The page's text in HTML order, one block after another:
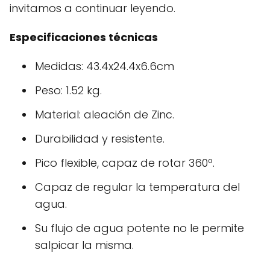
invitamos a continuar leyendo.
Especificaciones técnicas
Medidas: 43.4x24.4x6.6cm
Peso: 1.52 kg.
Material: aleación de Zinc.
Durabilidad y resistente.
Pico flexible, capaz de rotar 360º.
Capaz de regular la temperatura del
agua.
Su flujo de agua potente no le permite
salpicar la misma.